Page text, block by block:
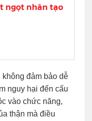
ngọt nhân tạo
đảm bảo dễ
nguy hại đến cấu
vào chức năng,
thận mà điều